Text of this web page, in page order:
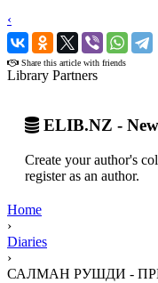
‹
›
Share this article with friends
Library Partners
ELIB.NZ -
Create your author's
register as an author.
Home
›
Diaries
›
САЛМАН РУШДИ -